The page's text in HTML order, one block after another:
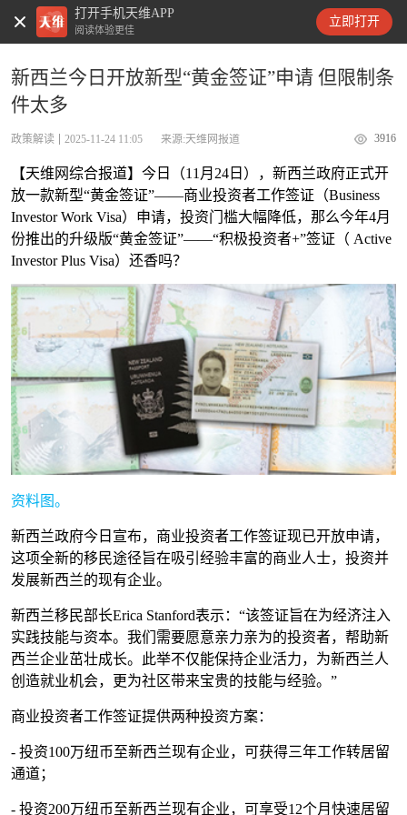
打开手机天维APP
阅读体验更佳
立即打开
天维新闻
新西兰今日开放新型“黄金签证”申请 但限制条
件太多
政策解读 2025-11-24 11:05 来源:天维网报道 3916
【天维网综合报道】今日（11月24日），新西兰政府正式开
放一款新型“黄金签证”——商业投资者工作签证（Business
Investor Work Visa）申请，投资门槛大幅降低，那么今年4月
份推出的升级版“黄金签证”——“积极投资者+”签证（ Active
Investor Plus Visa）还香吗？
资料图。
新西兰政府今日宣布，商业投资者工作签证现已开放申请，
这项全新的移民途径旨在吸引经验丰富的商业人士，投资并
发展新西兰的现有企业。
新西兰移民部长Erica Stanford表示：“该签证旨在为经济注入
实践技能与资本。我们需要愿意亲力亲为的投资者，帮助新
西兰企业茁壮成长。此举不仅能保持企业活力，为新西兰人
创造就业机会，更为社区带来宝贵的技能与经验。”
商业投资者工作签证提供两种投资方案：
- 投资100万纽币至新西兰现有企业，可获得三年工作转居留
通道；
- 投资200万纽币至新西兰现有企业，可享受12个月快速居留